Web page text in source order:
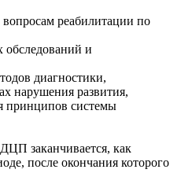
реабилитации по
и
диагностики,
нарушения развития,
принципов системы
заканчивается, как
после окончания которого